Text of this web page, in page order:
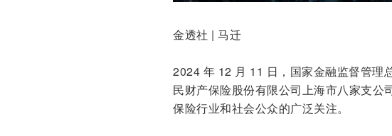
金透社 | 马迁
2024 年 12 月 11 日，国家金融监督管理
民财产保险股份有限公司上海市八家支公
保险行业和社会公众的广泛关注。